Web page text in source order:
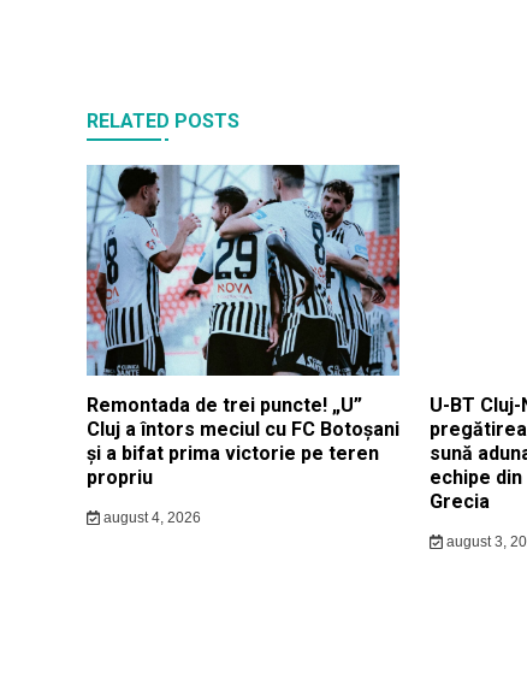
RELATED POSTS
Remontada de trei puncte! „U”
Cluj a întors meciul cu FC Botoșani
și a bifat prima victorie pe teren
propriu
august 4, 2026
U-BT
sună
echipe din
Grecia
august 3,